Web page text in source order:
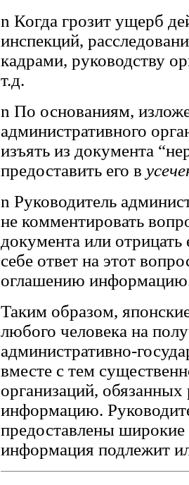
n Когда грозит ущерб
инспекций,
кадрами, руководству
т.д.
n По основаниям,
административного
изъять из документа
предоставить его в
n Руководитель
не комментировать
документа или
себе ответ на этот
оглашению
Таким образом,
любого человека на
административно-
вместе с тем
организаций,
информацию.
предоставлены широкие
информация подлежит